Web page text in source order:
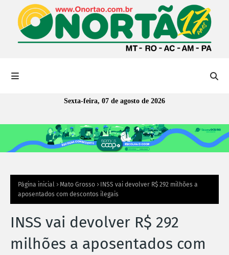
Sexta-feira, 07 de agosto de 2026
Página inicial Mato Grosso
INSS vai devolver R$ 292 milhões a
aposentados com descontos ilegais
INSS vai devolver R$ 292
milhões a aposentados com